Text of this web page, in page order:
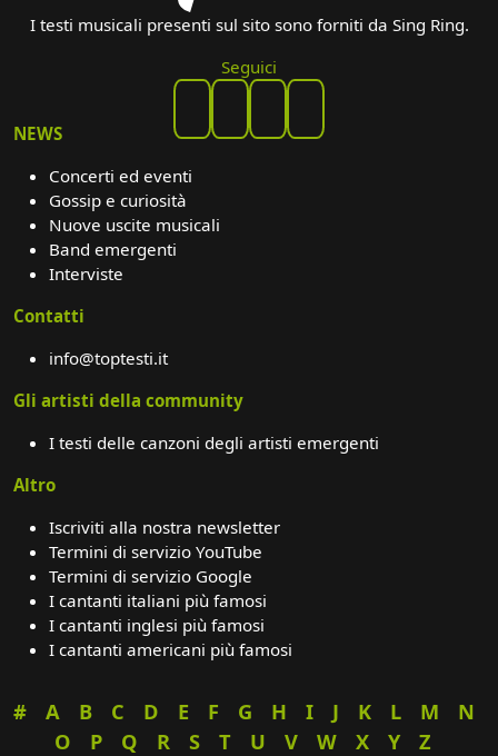
I testi musicali presenti sul sito sono forniti da Sing Ring.
Seguici
NEWS
Concerti ed eventi
Gossip e curiosità
Nuove uscite musicali
Band emergenti
Interviste
Contatti
info@toptesti.it
Gli artisti della community
I testi delle canzoni degli artisti emergenti
Altro
Iscriviti alla nostra newsletter
Termini di servizio YouTube
Termini di servizio Google
I cantanti italiani più famosi
I cantanti inglesi più famosi
I cantanti americani più famosi
# A B C D E F G H I J K L M
N
O
P Q R S T U V W X Y Z